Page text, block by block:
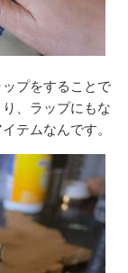
プをすることで
、ラップにもな
テムなんです。